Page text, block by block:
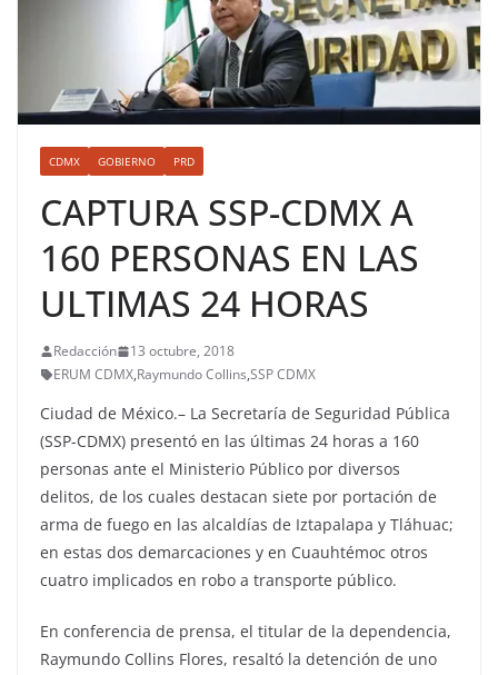
CDMX GOBIERNO PRD
CAPTURA SSP-CDMX A
160 PERSONAS EN LAS
ULTIMAS 24 HORAS
Redacción
13 octubre, 2018
ERUM CDMX,Raymundo Collins,SSP CDMX
Ciudad de México.– La Secretaría de Seguridad Pública
(SSP-CDMX) presentó en las últimas 24 horas a 160
personas ante el Ministerio Público por diversos
delitos, de los cuales destacan siete por portación de
arma de fuego en las alcaldías de Iztapalapa y Tláhuac;
en estas dos demarcaciones y en Cuauhtémoc otros
cuatro implicados en robo a transporte público.
En conferencia de prensa, el titular de la dependencia,
Raymundo Collins Flores, resaltó la detención de uno